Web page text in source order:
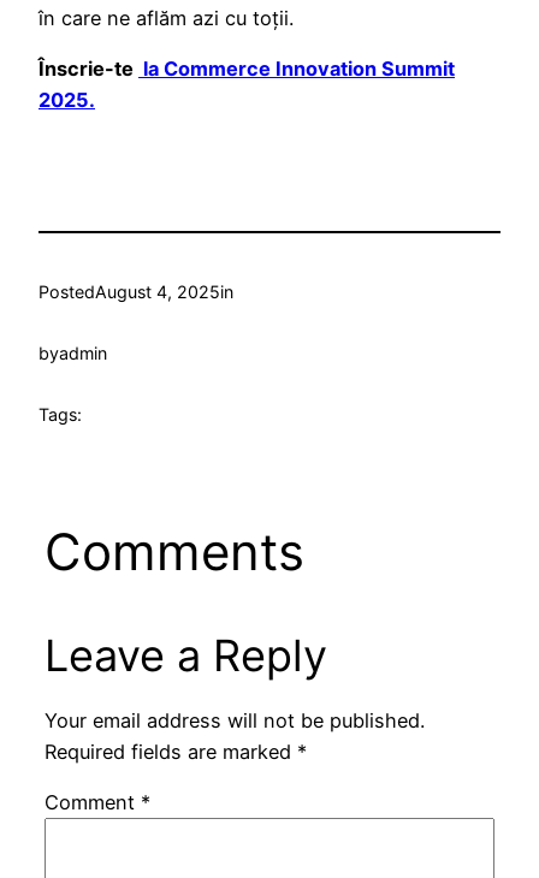
în care ne aflăm azi cu toții.
Înscrie-te la Commerce Innovation Summit
2025.
PostedAugust 4, 2025in
byadmin
Tags:
Comments
Leave a Reply
Your email address will not be published.
Required fields are marked *
Comment *